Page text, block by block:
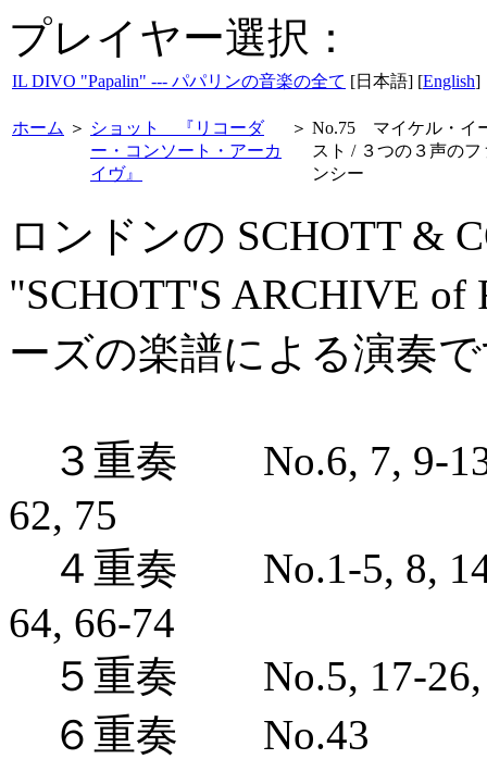
プレイヤー選択：
IL DIVO "Papalin" --- パパリンの音楽の全て [日本語] [English]
ホーム ＞ ショット 『リコーダ
ー・コンソート・アーカ
イヴ』
＞ No.75 マイケル・イ
スト / ３つの３声のフ
ンシー
ロンドンの SCHOTT &
"SCHOTT'S ARCHIVE of
ーズの楽譜による演奏
３重奏 No.6, 7, 9-13,
62, 75
４重奏 No.1-5, 8, 14-
64, 66-74
５重奏 No.5, 17-26,
６重奏 No.43